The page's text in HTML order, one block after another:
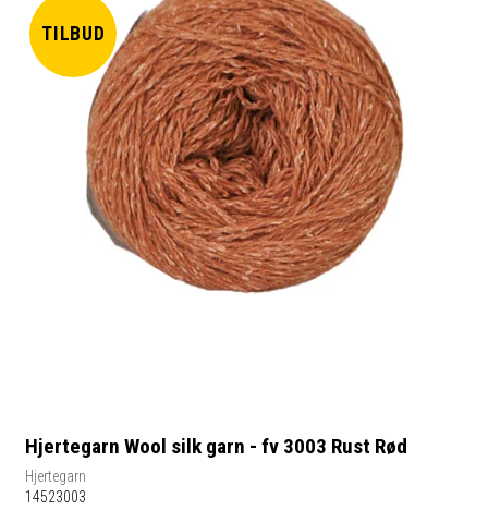
TILBUD
Hjertegarn Wool silk garn - fv 3003 Rust Rød
Hjertegarn
14523003